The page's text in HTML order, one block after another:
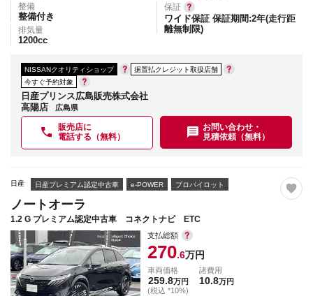
整備
整備付き
排気量
1200cc
保証
ワイド保証 保証期間:2年(走行距
離無制限)
NISSANクオリティショップ
据置払クレジット取扱店舗
今すぐ予約対象
日産プリンス広島販売株式会社
高陽店
広島県
販売店に
電話する（無料）
お問い合わせ・
見積依頼（無料）
日産 日産プレミアム認定中古車 e-POWER プロパイロット
ノートオーラ
1.2 G プレミアム認定中古車 コネクトナビ ETC
支払総額
270.6万円
車両価格
259.8万円
(税込 *10%)
諸費用
10.8万円